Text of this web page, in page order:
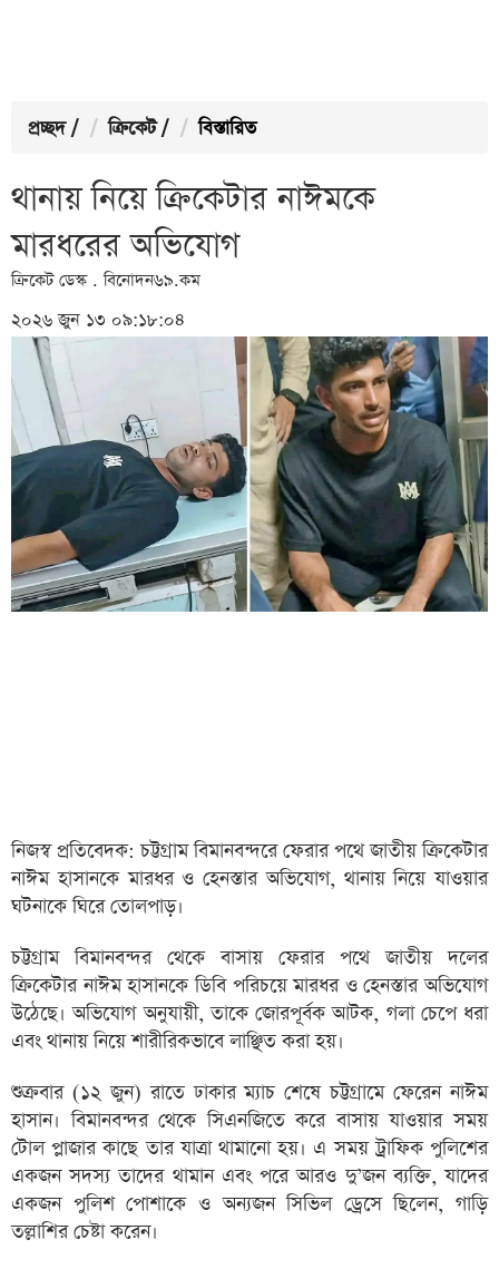
প্রচ্ছদ / ক্রিকেট / বিস্তারিত
থানায় নিয়ে ক্রিকেটার নাঈমকে
মারধরের অভিযোগ
ক্রিকেট ডেস্ক . বিনোদন৬৯.কম
২০২৬ জুন ১৩ ০৯:১৮:০৪
নিজস্ব প্রতিবেদক: চট্টগ্রাম বিমানবন্দরে ফেরার পথে জাতীয় ক্রিকেটার
নাঈম হাসানকে মারধর ও হেনস্তার অভিযোগ, থানায় নিয়ে যাওয়ার
ঘটনাকে ঘিরে তোলপাড়।
চট্টগ্রাম বিমানবন্দর থেকে বাসায় ফেরার পথে জাতীয় দলের
ক্রিকেটার নাঈম হাসানকে ডিবি পরিচয়ে মারধর ও হেনস্তার অভিযোগ
উঠেছে। অভিযোগ অনুযায়ী, তাকে জোরপূর্বক আটক, গলা চেপে ধরা
এবং থানায় নিয়ে শারীরিকভাবে লাঞ্ছিত করা হয়।
শুক্রবার (১২ জুন) রাতে ঢাকার ম্যাচ শেষে চট্টগ্রামে ফেরেন নাঈম
হাসান। বিমানবন্দর থেকে সিএনজিতে করে বাসায় যাওয়ার সময়
টোল প্লাজার কাছে তার যাত্রা থামানো হয়। এ সময় ট্রাফিক পুলিশের
একজন সদস্য তাদের থামান এবং পরে আরও দু’জন ব্যক্তি, যাদের
একজন পুলিশ পোশাকে ও অন্যজন সিভিল ড্রেসে ছিলেন, গাড়ি
তল্লাশির চেষ্টা করেন।